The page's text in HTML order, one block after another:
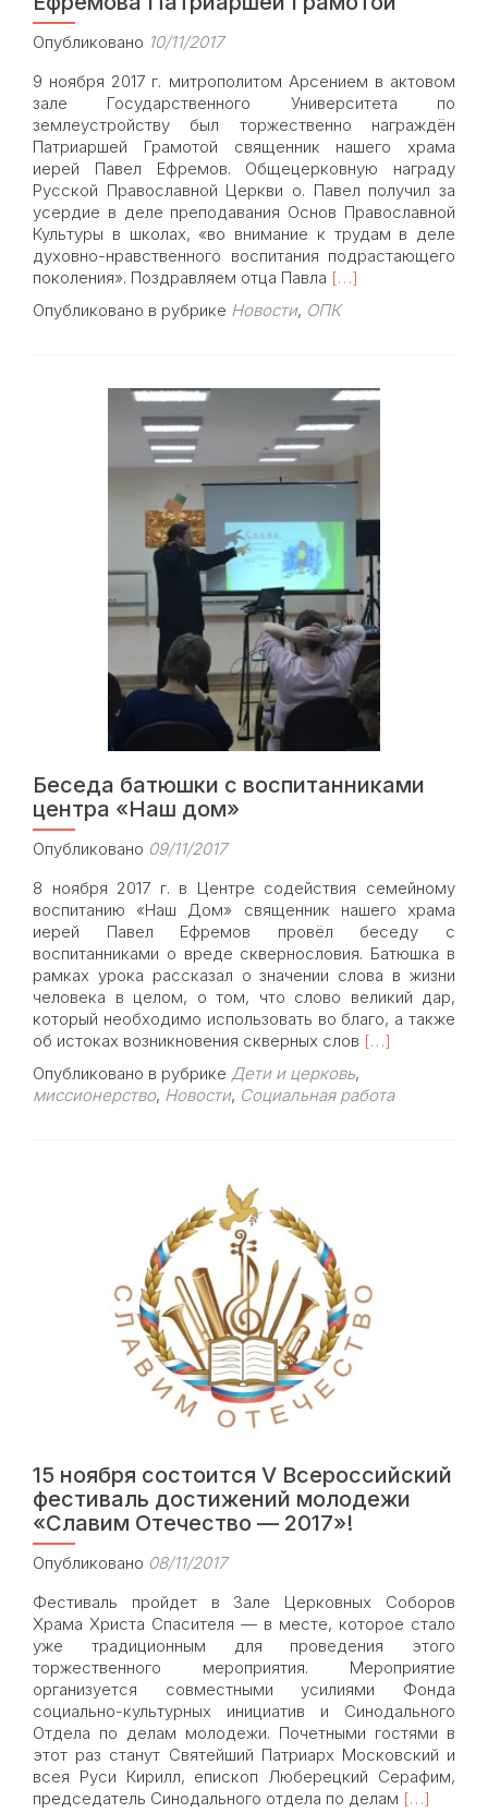
Опубликовано 10/11/2017
9 ноября 2017 г. митрополитом Арсением в актовом
зале Государственного Университета по
землеустройству был торжественно награждён
Патриаршей Грамотой священник нашего храма
иерей Павел Ефремов. Общецерковную награду
Русской Православной Церкви о. Павел получил за
усердие в деле преподавания Основ Православной
Культуры в школах, «во внимание к трудам в деле
духовно-нравственного воспитания подрастающего
поколения». Поздравляем отца Павла Read
about
Павла
Ефремова
Патриаршей
Грамотой
[…]
Опубликовано в рубрике Новости, ОПК
Беседа батюшки с воспитанниками
центра «Наш дом»
Опубликовано 09/11/2017
8 ноября 2017 г. в Центре содействия семейному
воспитанию «Наш Дом» священник нашего храма
иерей Павел Ефремов провёл беседу с
воспитанниками о вреде сквернословия. Батюшка в
рамках урока рассказал о значении слова в жизни
человека в целом, о том, что слово великий дар,
который необходимо использовать во благо, а также
об истоках возникновения скверных слов Read
Беседа
[…]
Опубликовано в рубрике Дети и церковь,
миссионерство, Новости, Социальная работа
15 ноября состоится V Всероссийский
фестиваль достижений молодежи
«Славим Отечество — 2017»!
Опубликовано 08/11/2017
Фестиваль пройдет в Зале Церковных Соборов
Храма Христа Спасителя — в месте, которое стало
уже традиционным для проведения этого
торжественного мероприятия. Мероприятие
организуется совместными усилиями Фонда
социально-культурных инициатив и Синодального
Отдела по делам молодежи. Почетными гостями в
этот раз станут Святейший Патриарх Московский и
всея Руси Кирилл, епископ Люберецкий Серафим,
председатель Синодального отдела по делам Read
[…]